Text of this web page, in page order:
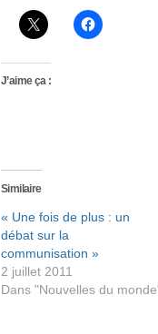
J’aime ça :
Similaire
« Une fois de plus : un
débat sur la
communisation »
2 juillet 2011
Dans "Nouvelles du